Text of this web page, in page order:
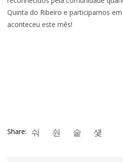
Quinta do Ribeiro e participamos
aconteceu este mês!
Share: